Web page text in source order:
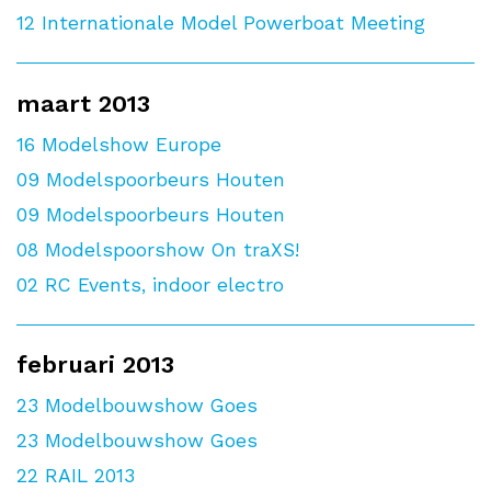
12 Internationale Model Powerboat Meeting
maart 2013
16 Modelshow Europe
09 Modelspoorbeurs Houten
09 Modelspoorbeurs Houten
08 Modelspoorshow On traXS!
02 RC Events, indoor electro
februari 2013
23 Modelbouwshow Goes
23 Modelbouwshow Goes
22 RAIL 2013